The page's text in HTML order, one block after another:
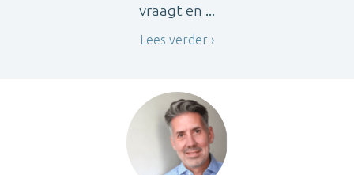
vraagt en ...
Lees verder